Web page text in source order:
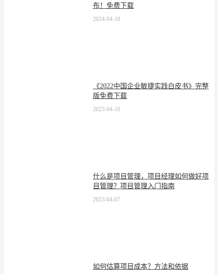
布！免费下载
2024-04-18
《2022中国企业敏捷实践白皮书》完整
版免费下载
2023-04-10
什么是项目管理，项目经理如何做好项
目管理？项目管理入门指南
2023-04-07
如何估算项目成本？方法和依据